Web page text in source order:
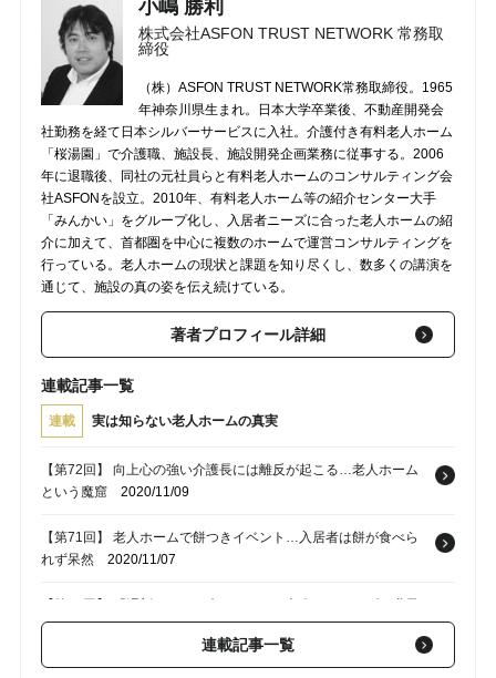
小嶋 勝利
株式会社ASFON TRUST NETWORK 常務取
締役
（株）ASFON TRUST NETWORK常務取締役。1965
年神奈川県生まれ。日本大学卒業後、不動産開発会
社勤務を経て日本シルバーサービスに入社。介護付き有料老人ホーム
「桜湯園」で介護職、施設長、施設開発企画業務に従事する。2006
年に退職後、同社の元社員らと有料老人ホームのコンサルティング会
社ASFONを設立。2010年、有料老人ホーム等の紹介センター大手
「みんかい」をグループ化し、入居者ニーズに合った老人ホームの紹
介に加えて、首都圏を中心に複数のホームで運営コンサルティングを
行っている。老人ホームの現状と課題を知り尽くし、数多くの講演を
通じて、施設の真の姿を伝え続けている。
著者プロフィール詳細
連載記事一覧
連載 実は知らない老人ホームの真実
【第72回】 向上心の強い介護長には離反が起こる…老人ホーム
という魔窟 2020/11/09
【第71回】 老人ホームで餅つきイベント…入居者は餅が食べら
れず呆然 2020/11/07
を褒めた結末2020/11/05
【第69回】 老人ホームで働く介護職員って、全員「負け組」の
連載記事一覧